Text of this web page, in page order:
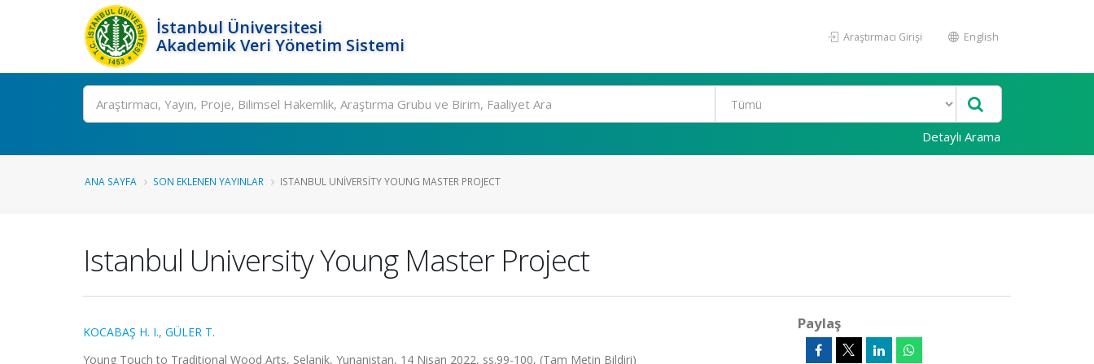
İstanbul Üniversitesi
Akademik Veri Yönetim Sistemi
Araştırmacı Girişi English
Ara
Detaylı Arama
ANA SAYFA SON EKLENEN YAYINLAR ISTANBUL UNIVERSITY YOUNG MASTER PROJECT
Istanbul University Young Master Project
KOCABAŞ H. I., GÜLER T.
Young Touch to Traditional Wood Arts, Selanik, Yunanistan, 14 Nisan 2022, ss.99-100, (Tam Metin Bildiri)
Paylaş